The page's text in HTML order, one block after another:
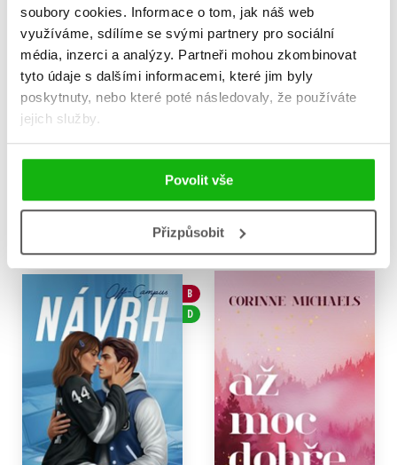
soubory cookies. Informace o tom, jak náš web
využíváme, sdílíme se svými partnery pro sociální
média, inzerci a analýzy. Partneři mohou zkombinovat
tyto údaje s dalšími informacemi, které jim byly
poskytnuty, nebo které poté následovaly, že používáte
jejich služby.
Povolit vše
Přizpůsobit
Pokřivené duše
Elena Lawson
Do košíku
Rebecca Yarros,
Jay Crownover
B
D